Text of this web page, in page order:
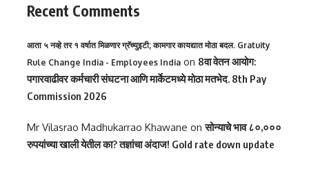
Recent Comments
आता ५ नव्हे तर १ वर्षात मिळणार ग्रॅच्युइटी; कामगार कायद्यात मोठा बदल. Gratuity
Rule Change India - Employees India on 8वा वेतन आयोग:
पगारवाढीवर कर्मचारी संघटना आणि मार्केटमध्ये मोठा मतभेद. 8th Pay
Commission 2026
Mr Vilasrao Madhukarrao Khawane onसोन्याचे भाव ८०,०००
रुपयांच्या खाली येतील का? तज्ञांचा अंदाज! Gold rate down update